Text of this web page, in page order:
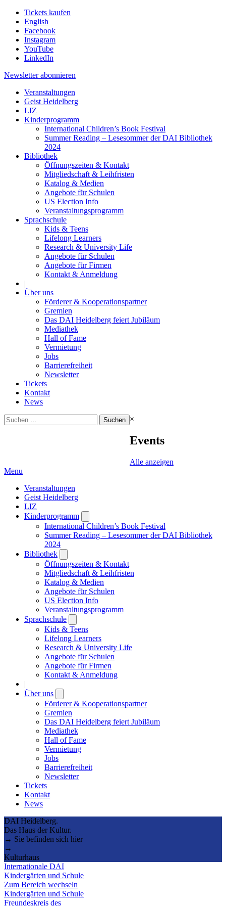
Tickets kaufen
English
Facebook
Instagram
YouTube
LinkedIn
Newsletter abonnieren
Veranstaltungen
Geist Heidelberg
LIZ
Kinderprogramm
International Children’s Book Festival
Summer Reading – Lesesommer der DAI Bibliothek
2024
Bibliothek
Öffnungszeiten & Kontakt
Mitgliedschaft & Leihfristen
Katalog & Medien
Angebote für Schulen
US Election Info
Veranstaltungsprogramm
Sprachschule
Kids & Teens
Lifelong Learners
Research & University Life
Angebote für Schulen
Angebote für Firmen
Kontakt & Anmeldung
|
Über uns
Förderer & Kooperationspartner
Gremien
Das DAI Heidelberg feiert Jubiläum
Mediathek
Hall of Fame
Vermietung
Jobs
Barrierefreiheit
Newsletter
Tickets
Kontakt
News
Suchen
nach:
×
Events
Alle anzeigen
Menu
Veranstaltungen
Geist Heidelberg
LIZ
Kinderprogramm
submenu
International Children’s Book Festival
Summer Reading – Lesesommer der DAI Bibliothek
2024
Bibliothek
submenu
Öffnungszeiten & Kontakt
Mitgliedschaft & Leihfristen
Katalog & Medien
Angebote für Schulen
US Election Info
Veranstaltungsprogramm
Sprachschule
submenu
Kids & Teens
Lifelong Learners
Research & University Life
Angebote für Schulen
Angebote für Firmen
Kontakt & Anmeldung
|
Über uns
submenu
Förderer & Kooperationspartner
Gremien
Das DAI Heidelberg feiert Jubiläum
Mediathek
Hall of Fame
Vermietung
Jobs
Barrierefreiheit
Newsletter
Tickets
Kontakt
News
DAI Heidelberg.
Das Haus der Kultur.
→ Sie befinden sich hier
→
Kulturhaus
Internationale DAI
Kindergärten und Schule
Zum Bereich wechseln
Kindergärten und Schule
Freundeskreis des